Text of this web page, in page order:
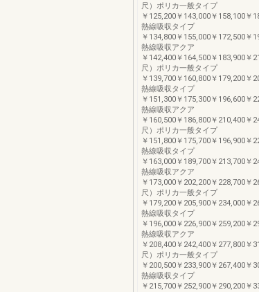
尺）ポリカ一般タイプ
￥125,200￥143,000￥158,100￥
熱線吸収タイプ
￥134,800￥155,000￥172,500￥
熱線吸収アクア
￥142,400￥164,500￥183,900￥
尺）ポリカ一般タイプ
￥139,700￥160,800￥179,200￥
熱線吸収タイプ
￥151,300￥175,300￥196,600￥
熱線吸収アクア
￥160,500￥186,800￥210,400￥
尺）ポリカ一般タイプ
￥151,800￥175,700￥196,900￥
熱線吸収タイプ
￥163,000￥189,700￥213,700￥
熱線吸収アクア
￥173,000￥202,200￥228,700￥
尺）ポリカ一般タイプ
￥179,200￥205,900￥234,000￥
熱線吸収タイプ
￥196,000￥226,900￥259,200￥
熱線吸収アクア
￥208,400￥242,400￥277,800￥
尺）ポリカ一般タイプ
￥200,500￥233,900￥267,400￥
熱線吸収タイプ
￥215,700￥252,900￥290,200￥